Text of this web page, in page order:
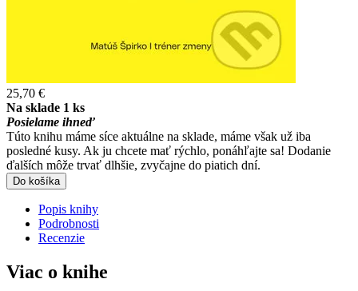
25,70 €
Na sklade 1 ks
Posielame ihneď
Túto knihu máme síce aktuálne na sklade, máme však už iba
posledné kusy. Ak ju chcete mať rýchlo, ponáhľajte sa! Dodanie
ďalších môže trvať dlhšie, zvyčajne do piatich dní.
Do košíka
Popis knihy
Podrobnosti
Recenzie
Viac o knihe